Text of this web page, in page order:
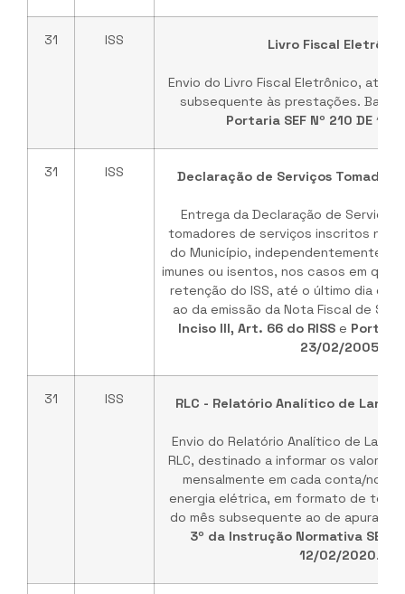
31 ISS Livro Fiscal
Envio do Livro Fiscal Eletrônico, até o
subsequente às prestações. Base
Portaria SEF Nº 210 DE
31 ISS Declaração de Serviços Tomados
Entrega da Declaração de Serviços
tomadores de serviços inscritos no
do Município, independentemente
imunes ou isentos, nos casos em que
retenção do ISS, até o último dia do
ao da emissão da Nota Fiscal de
Inciso III, Art. 66 do RISSe Portaria
23/02/2005
31 ISS RLC - Relatório Analítico de
Envio do Relatório Analítico de
RLC, destinado a informar os valores
mensalmente em cada conta/nota
energia elétrica, em formato de
do mês subsequente ao de
3º da Instrução Normativa
12/02/2020.